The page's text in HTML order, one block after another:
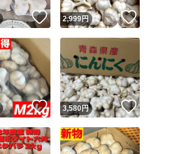
いいね！
2,999円 いいね！
いいね！
3,580円 いいね！